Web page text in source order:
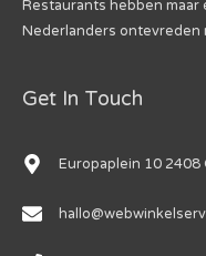
Restaurants hebben maar
Nederlanders ontevreden
Get In Touch
Europaplein 10 2408